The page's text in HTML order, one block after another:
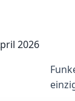
2026